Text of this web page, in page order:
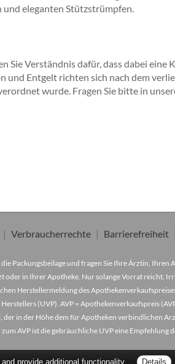
eleganten Stützstrümpfen.
Sie Verständnis dafür, dass dabei eine
Entgelt richten sich nach dem
wurde. Fragen Sie bitte in
Verbraucherrechte Barrierefreiheit
Packungsbeilage und fragen Sie Ihre Ärztin,
oder in Ihrer Apotheke. Nur solange Vorrat reicht.
Herstellermeldung des
(UVP). AVP = Apothekenverkaufspreis
in der Höhe dem für Apotheken verbindlichen
AVP ist die gebräuchliche UVP eine Empfehlung
provide additional functionality. Details